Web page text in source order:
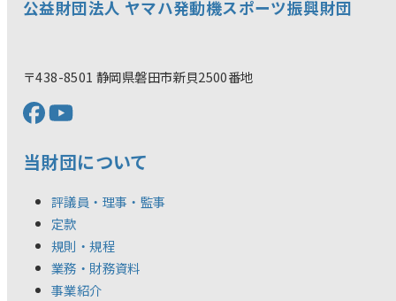
公益財団法人 ヤマハ発動機スポーツ振興財団
〒438-8501 静岡県磐田市新貝2500番地
当財団について
評議員・理事・監事
定款
規則・規程
業務・財務資料
事業紹介